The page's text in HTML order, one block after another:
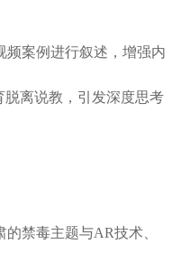
频案例进行叙述，增强内
离说教，引发深度思考
禁毒主题与AR技术、